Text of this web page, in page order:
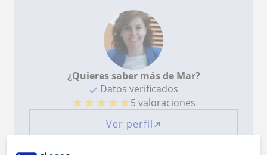
¿Quieres saber más de Mar?
Datos verificados
★ ★ ★ ★ ★5 valoraciones
Ver perfil